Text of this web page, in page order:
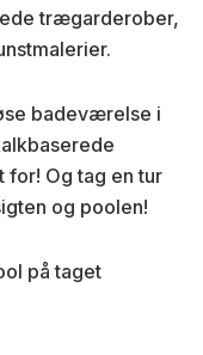
trægarderober,
badeværelse i
for! Og tag en tur
og poolen!